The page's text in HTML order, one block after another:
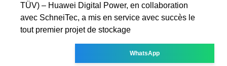
TÜV) – Huawei Digital Power, en collaboration
avec SchneiTec, a mis en service avec succès le
tout premier projet de stockage
WhatsApp